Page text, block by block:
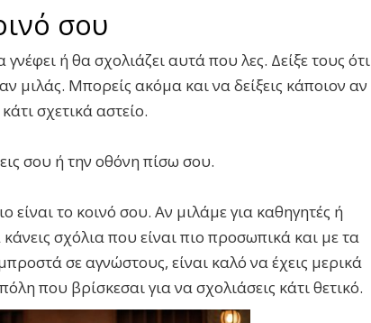
σου
ή θα σχολιάζει αυτά που λες. Δείξε τους ότι
μιλάς. Μπορείς ακόμα και να δείξεις κάποιον αν
σχετικά αστείο.
σου ή την οθόνη πίσω σου.
είναι το κοινό σου. Αν μιλάμε για καθηγητές ή
σχόλια που είναι πιο προσωπικά και με τα
σε αγνώστους, είναι καλό να έχεις μερικά
που βρίσκεσαι για να σχολιάσεις κάτι θετικό.